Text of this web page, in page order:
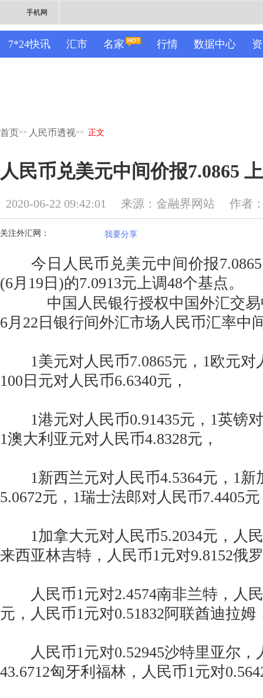
手机网
7*24快讯 汇市 名家 行情 数据中心
首页>> 人民币透视>> 正文
人民币兑美元中间价报7.0865
2020-06-22 09:42:01 来源：金融界网站 作者
关注外汇网： 我要分享
今日人民币兑美元中间价报7.0865
(6月19日)的7.0913元上调48个基点。
中国人民银行授权中国外汇交易
6月22日银行间外汇市场人民币汇率中
1美元对人民币7.0865元，1欧元对
100日元对人民币6.6340元，
1港元对人民币0.91435元，1英镑对
1澳大利亚元对人民币4.8328元，
1新西兰元对人民币4.5364元，1新
5.0672元，1瑞士法郎对人民币7.4405
1加拿大元对人民币5.2034元，人民
来西亚林吉特，人民币1元对9.8152俄
人民币1元对2.4574南非兰特，人民
元，人民币1元对0.51832阿联酋迪拉姆
人民币1元对0.52945沙特里亚尔，
43.6712匈牙利福林，人民币1元对